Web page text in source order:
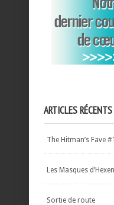
ARTICLES RÉCENTS
The Hitman’s Fave #1
Les Masques
Sortie de route